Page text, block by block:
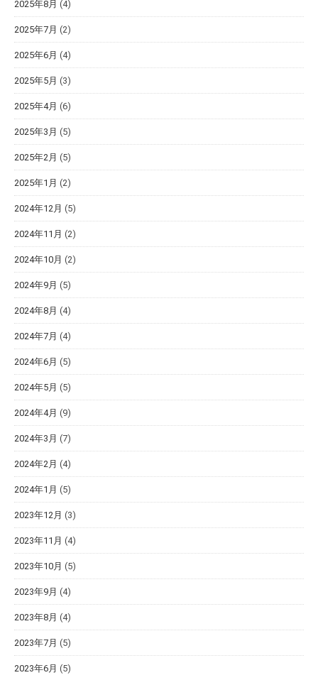
2025年8月 (4)
2025年7月 (2)
2025年6月 (4)
2025年5月 (3)
2025年4月 (6)
2025年3月 (5)
2025年2月 (5)
2025年1月 (2)
2024年12月 (5)
2024年11月 (2)
2024年10月 (2)
2024年9月 (5)
2024年8月 (4)
2024年7月 (4)
2024年6月 (5)
2024年5月 (5)
2024年4月 (9)
2024年3月 (7)
2024年2月 (4)
2024年1月 (5)
2023年12月 (3)
2023年11月 (4)
2023年10月 (5)
2023年9月 (4)
2023年8月 (4)
2023年7月 (5)
2023年6月 (5)